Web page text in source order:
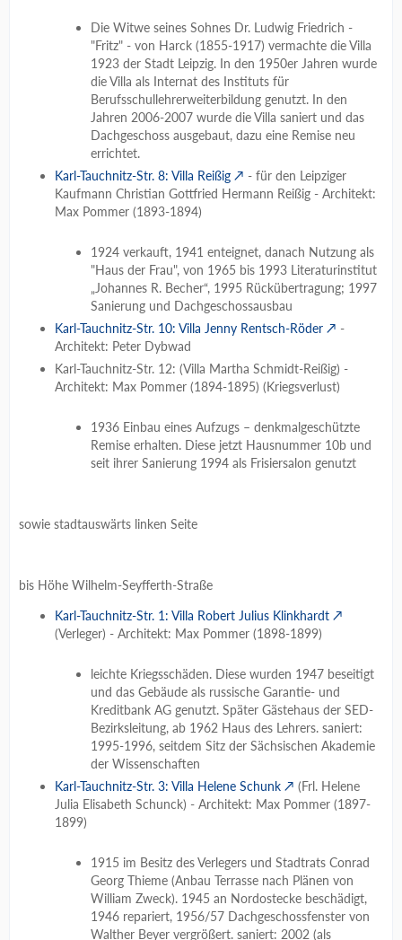
Die Witwe seines Sohnes Dr. Ludwig Friedrich -
"Fritz" - von Harck (1855-1917) vermachte die Villa
1923 der Stadt Leipzig. In den 1950er Jahren wurde
die Villa als Internat des Instituts für
Berufsschullehrerweiterbildung genutzt. In den
Jahren 2006-2007 wurde die Villa saniert und das
Dachgeschoss ausgebaut, dazu eine Remise neu
errichtet.
Karl-Tauchnitz-Str. 8: Villa Reißig
- für den Leipziger
Kaufmann Christian Gottfried Hermann Reißig - Architekt:
Max Pommer (1893-1894)
1924 verkauft, 1941 enteignet, danach Nutzung als
"Haus der Frau", von 1965 bis 1993 Literaturinstitut
„Johannes R. Becher“, 1995 Rückübertragung; 1997
Sanierung und Dachgeschossausbau
Karl-Tauchnitz-Str. 10: Villa Jenny Rentsch-Röder
-
Architekt: Peter Dybwad
Karl-Tauchnitz-Str. 12: (Villa Martha Schmidt-Reißig) -
Architekt: Max Pommer (1894-1895) (Kriegsverlust)
1936 Einbau eines Aufzugs – denkmalgeschützte
Remise erhalten. Diese jetzt Hausnummer 10b und
seit ihrer Sanierung 1994 als Frisiersalon genutzt
sowie stadtauswärts linken Seite
bis Höhe Wilhelm-Seyfferth-Straße
Karl-Tauchnitz-Str. 1: Villa Robert Julius Klinkhardt
(Verleger) - Architekt: Max Pommer (1898-1899)
leichte Kriegsschäden. Diese wurden 1947 beseitigt
und das Gebäude als russische Garantie- und
Kreditbank AG genutzt. Später Gästehaus der SED-
Bezirksleitung, ab 1962 Haus des Lehrers. saniert:
1995-1996, seitdem Sitz der Sächsischen Akademie
der Wissenschaften
Karl-Tauchnitz-Str. 3: Villa Helene Schunk
(Frl. Helene
Julia Elisabeth Schunck) - Architekt: Max Pommer (1897-
1899)
1915 im Besitz des Verlegers und Stadtrats Conrad
Georg Thieme (Anbau Terrasse nach Plänen von
William Zweck). 1945 an Nordostecke beschädigt,
1946 repariert, 1956/57 Dachgeschossfenster von
Walther Beyer vergrößert. saniert: 2002 (als